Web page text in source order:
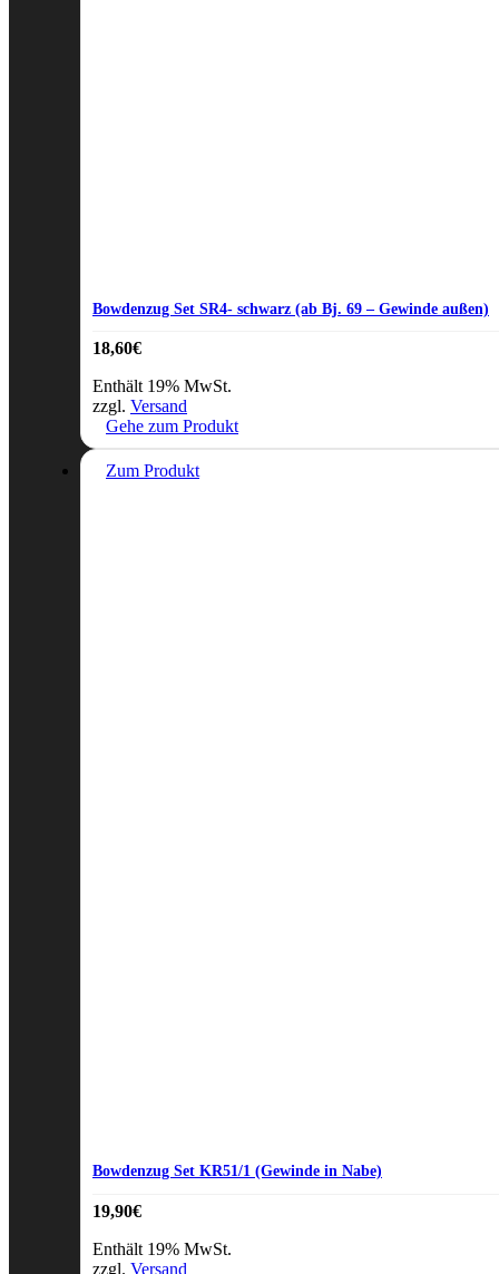
Bowdenzug Set SR4- schwarz (ab Bj. 69 – Gewinde außen)
18,60€
Enthält 19% MwSt.
zzgl. Versand
Gehe zum Produkt
Zum Produkt
Bowdenzug Set KR51/1 (Gewinde in Nabe)
19,90€
Enthält 19% MwSt.
zzgl. Versand